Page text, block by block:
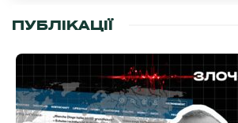
ПУБЛІКАЦІЇ